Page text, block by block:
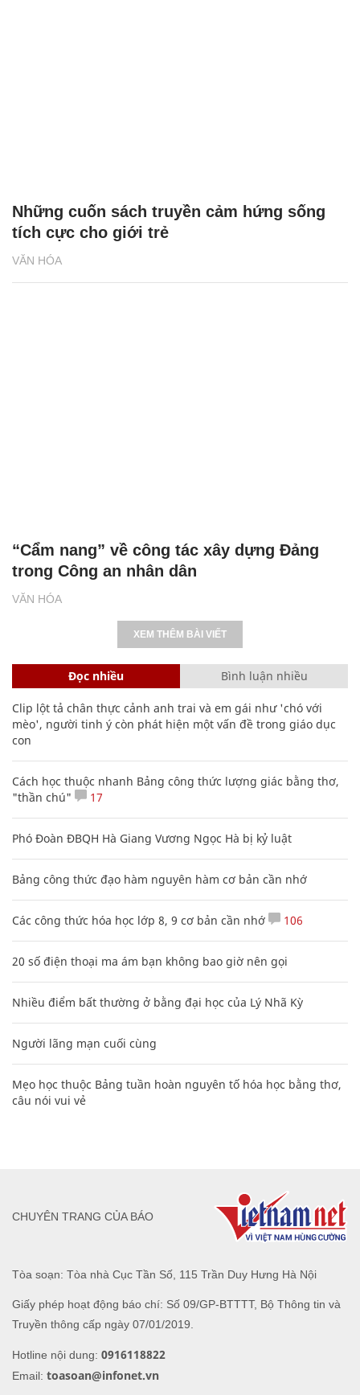
VĂN HÓA
Những cuốn sách truyền cảm hứng sống
tích cực cho giới trẻ
VĂN HÓA
“Cẩm nang” về công tác xây dựng Đảng
trong Công an nhân dân
XEM THÊM BÀI VIẾT
Đọc nhiều Bình luận nhiều
Clip lột tả chân thực cảnh anh trai và em gái như 'chó với
mèo', người tinh ý còn phát hiện một vấn đề trong giáo dục
con
Cách học thuộc nhanh Bảng công thức lượng giác bằng thơ,
"thần chú"
17
Phó Đoàn ĐBQH Hà Giang Vương Ngọc Hà bị kỷ luật
Bảng công thức đạo hàm nguyên hàm cơ bản cần nhớ
Các công thức hóa học lớp 8, 9 cơ bản cần nhớ 106
20 số điện thoại ma ám bạn không bao giờ nên gọi
Nhiều điểm bất thường ở bằng đại học của Lý Nhã Kỳ
Người lãng mạn cuối cùng
Mẹo học thuộc Bảng tuần hoàn nguyên tố hóa học bằng thơ,
câu nói vui vẻ
Tòa soạn: Tòa nhà Cục Tần Số, 115 Trần Duy Hưng Hà Nội
Giấy phép hoạt động báo chí: Số 09/GP-BTTTT, Bộ Thông tin và
Truyền thông cấp ngày 07/01/2019.
Hotline nội dung: 0916118822
Email: toasoan@infonet.vn
CHUYÊN TRANG CỦA BÁO